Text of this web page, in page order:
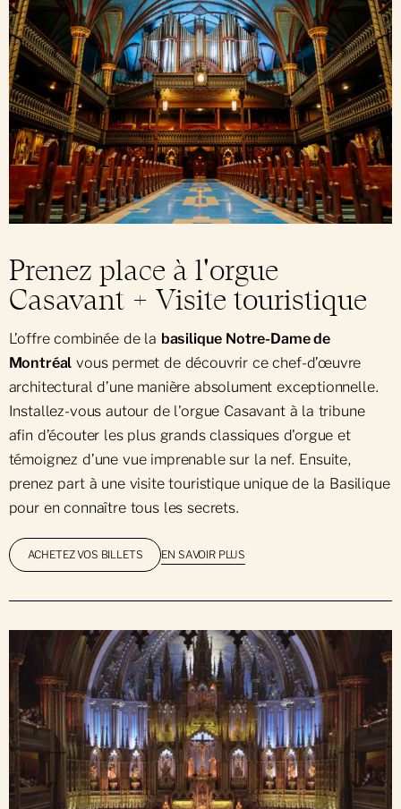
Prenez place à l'orgue
Casavant + Visite touristique
L’offre combinée de la basilique Notre-Dame de
Montréal vous permet de découvrir ce chef-d’œuvre
architectural d’une manière absolument exceptionnelle.
Installez-vous autour de l'orgue Casavant à la tribune
afin d’écouter les plus grands classiques d'orgue et
témoignez d’une vue imprenable sur la nef. Ensuite,
prenez part à une visite touristique unique de la Basilique
pour en connaître tous les secrets.
ACHETEZ VOS BILLETS EN SAVOIR PLUS